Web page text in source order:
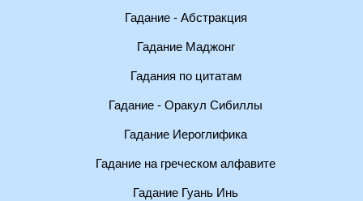
Гадание - Абстракция
Гадание Маджонг
Гадания по цитатам
Гадание - Оракул Сибиллы
Гадание Иероглифика
Гадание на греческом алфавите
Гадание Гуань Инь